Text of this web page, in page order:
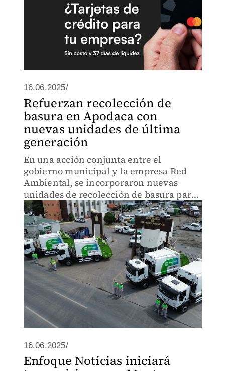
16.06.2025/
Refuerzan recolección de
basura en Apodaca con
nuevas unidades de última
generación
En una acción conjunta entre el
gobierno municipal y la empresa Red
Ambiental, se incorporaron nuevas
unidades de recolección de basura para
responder al acelerado crecimiento
urbano
16.06.2025/
Enfoque Noticias iniciará